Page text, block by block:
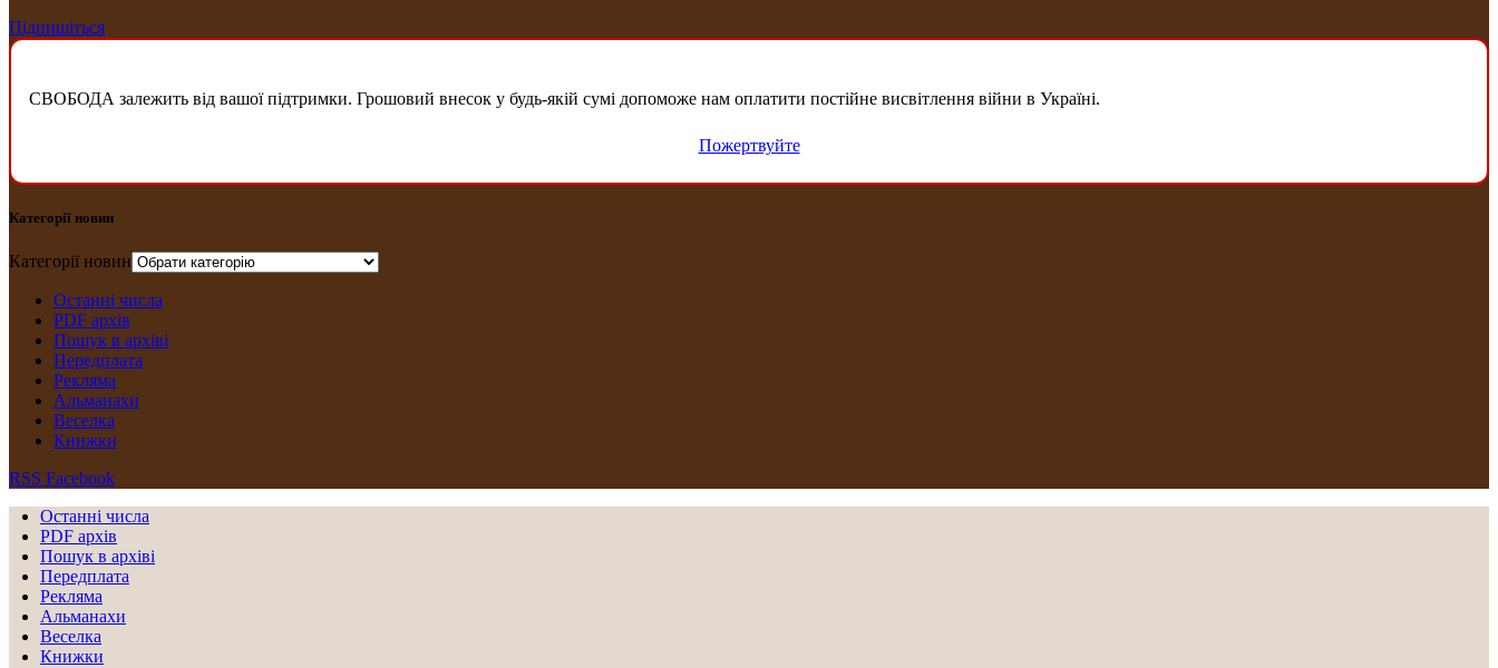
Підпишіться
СВОБОДА залежить від вашої підтримки. Грошовий внесок у будь-якій сумі допоможе нам оплатити постійне висвітлення війни в Україні.
Пожертвуйте
Категорії новин
Категорії новин
Останні числа
PDF архів
Пошук в архіві
Передплата
Рекляма
Альманахи
Веселка
Книжки
RSS Facebook
Останні числа
PDF архів
Пошук в архіві
Передплата
Рекляма
Альманахи
Веселка
Книжки